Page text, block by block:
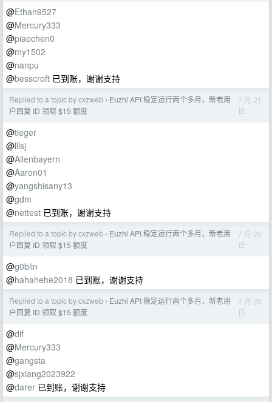
@Ethan9527
@Mercury333
@piaochen0
@my1502
@nanpu
@besscroft 已到账，谢谢支持
Replied to a topic by cxzweb › Euzhi API 稳定运行两个多月，新老用
户回复 ID 领取 $15 额度
7 月 21
日
@tieger
@lllsj
@Allenbayern
@Aaron01
@yangshisany13
@gdm
@nettest 已到账，谢谢支持
Replied to a topic by cxzweb › Euzhi API 稳定运行两个多月，新老用
户回复 ID 领取 $15 额度
7 月 20
日
@g0blin
@hahahehe2018 已到账，谢谢支持
Replied to a topic by cxzweb › Euzhi API 稳定运行两个多月，新老用
户回复 ID 领取 $15 额度
7 月 20
日
@dif
@Mercury333
@gangsta
@sjxiang2023922
@darer 已到账，谢谢支持